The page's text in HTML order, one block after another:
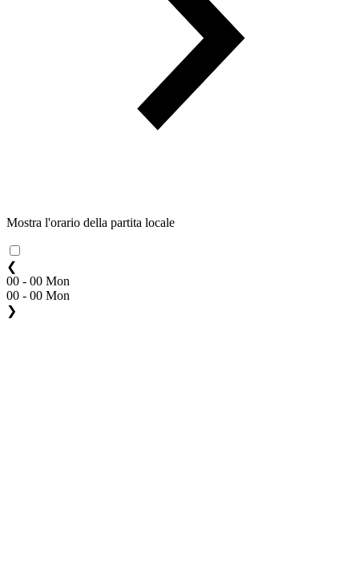
Mostra l'orario della partita locale
❮
00 - 00 Mon
00 - 00 Mon
❯